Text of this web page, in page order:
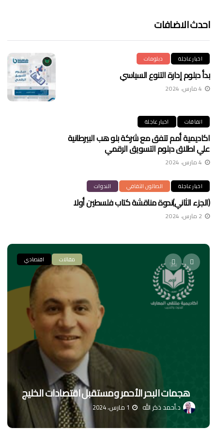
احدث الاضافات
اخبار عاجلة دبلومات
بدأ دبلوم إدارة التنوع السياسي
4 مارس، 2024
اتفاقات اخبار عاجلة
اكاديمية أمم تتفق مع شركة بلو هب البيرطانية
علي اطلاق دبلوم التسويق الرقمي
4 مارس، 2024
اخبار عاجلة الصالون الثقافي الندوات
(الجزء الثاني)ندوة مناقشة كتاب فلسطين أولا
2 مارس، 2024
اقتصادي مقالات
هجمات البحر الأحمر ومستقبل اقتصادات الخليج
د.أحمد ذكر الله 1 مارس، 2024